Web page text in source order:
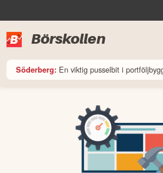
Börskollen
Söderberg: En viktig pusselbit i